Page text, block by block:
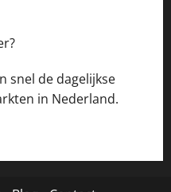
snel de dagelijkse
in Nederland.